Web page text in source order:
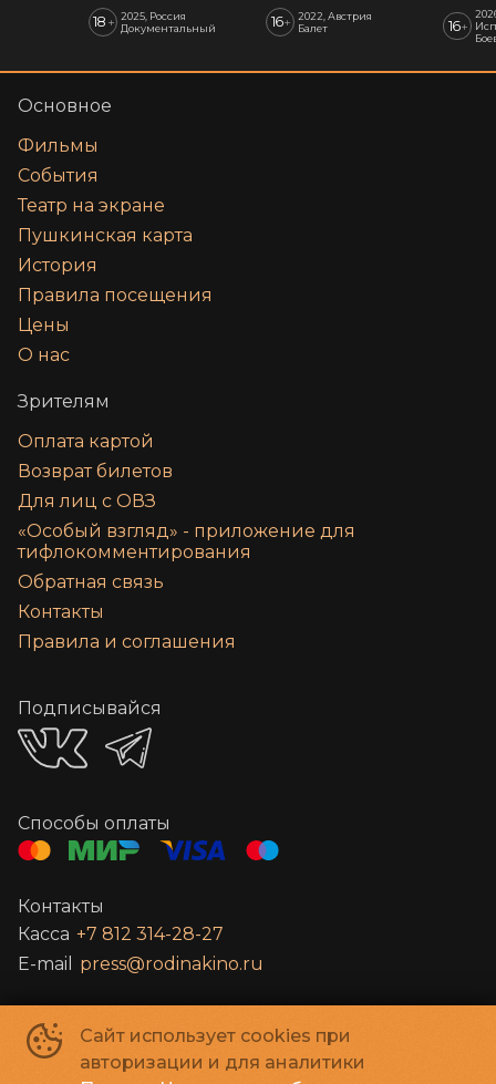
18 + 2025, Россия
Документальный
16+
2022, Австрия
Балет
16+
Сайт использует cookies при
авторизации и для аналитики
Основное
Фильмы
События
Театр на экране
Пушкинская карта
История
Правила посещения
Цены
О нас
Зрителям
Оплата картой
Возврат билетов
Для лиц с ОВЗ
«‎Особый взгляд» - приложение для
тифлокомментирования
Обратная связь
Контакты
Правила и соглашения
Подписывайся
Способы оплаты
Контакты
Касса +7 812 314-28-27
E-mail
press@rodinakino.ru
Санкт-Петербургское Государственное бюджетное учреждение
культуры «Петербург-кино»©2022- 2026